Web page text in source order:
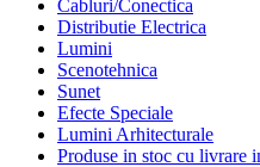
Cabluri/Conectica
Distributie Electrica
Lumini
Scenotehnica
Sunet
Efecte Speciale
Lumini Arhitecturale
Produse in stoc cu livrare